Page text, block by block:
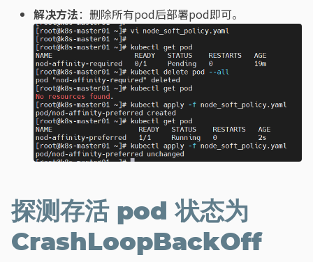
解决方法：删除所有pod后部署pod即可。
探测存活 pod 状态为
CrashLoopBackOff